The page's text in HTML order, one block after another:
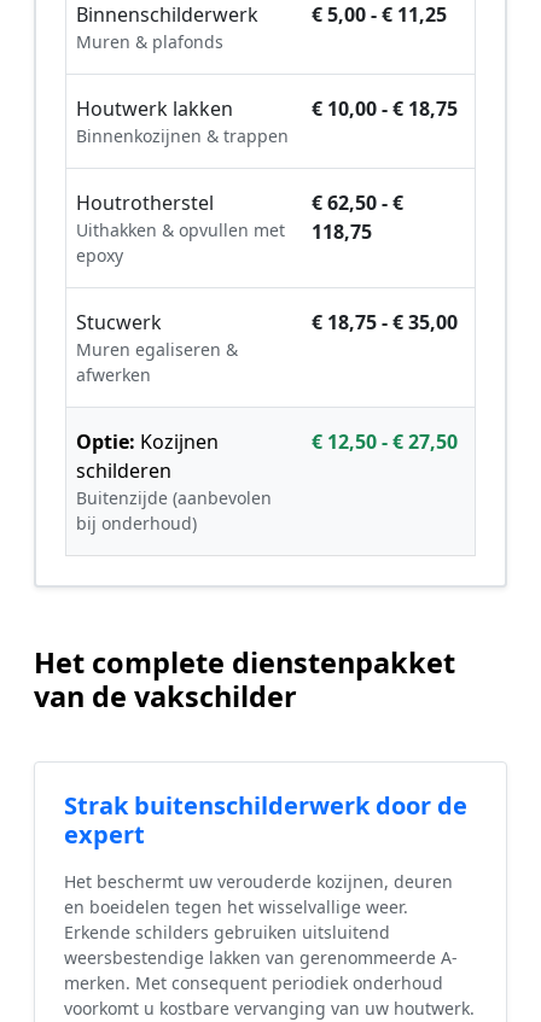
Binnenschilderwerk
Muren & plafonds
€ 5,00 - € 11,25
Houtwerk lakken
Binnenkozijnen & trappen
€ 10,00 - € 18,75
Houtrotherstel
Uithakken & opvullen met
epoxy
€ 62,50 - €
118,75
Stucwerk
Muren egaliseren &
afwerken
€ 18,75 - € 35,00
Optie: Kozijnen
schilderen
Buitenzijde (aanbevolen
bij onderhoud)
€ 12,50 - € 27,50
Het complete dienstenpakket
van de vakschilder
Strak buitenschilderwerk door de
expert
Het beschermt uw verouderde kozijnen, deuren
en boeidelen tegen het wisselvallige weer.
Erkende schilders gebruiken uitsluitend
weersbestendige lakken van gerenommeerde A-
merken. Met consequent periodiek onderhoud
voorkomt u kostbare vervanging van uw houtwerk.